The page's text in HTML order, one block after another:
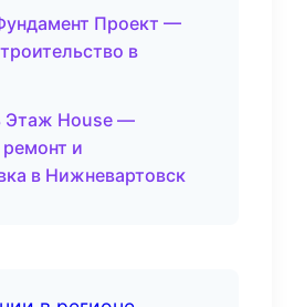
Проект —
в
Этаж House —
и
в Нижневартовск